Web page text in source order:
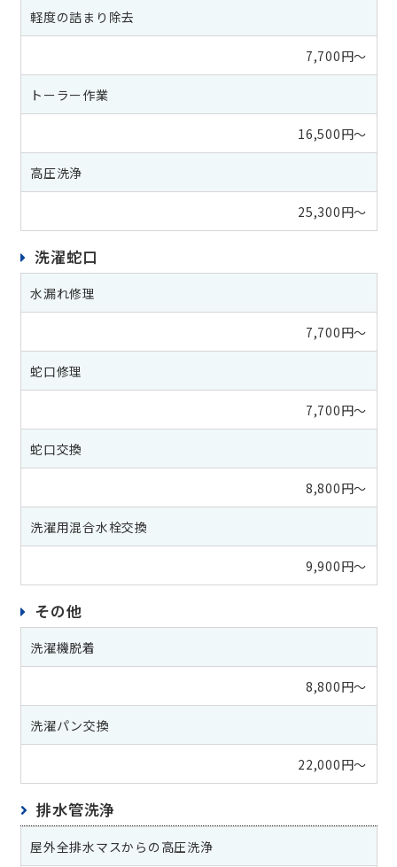
軽度の詰まり除去
7,700円～
トーラー作業
16,500円～
高圧洗浄
25,300円～
洗濯蛇口
水漏れ修理
7,700円～
蛇口修理
7,700円～
蛇口交換
8,800円～
洗濯用混合水栓交換
9,900円～
その他
洗濯機脱着
8,800円～
洗濯パン交換
22,000円～
排水管洗浄
屋外全排水マスからの高圧洗浄